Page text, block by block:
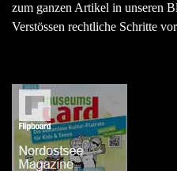
zum ganzen Artikel in unseren
Verstössen rechtliche Schritte